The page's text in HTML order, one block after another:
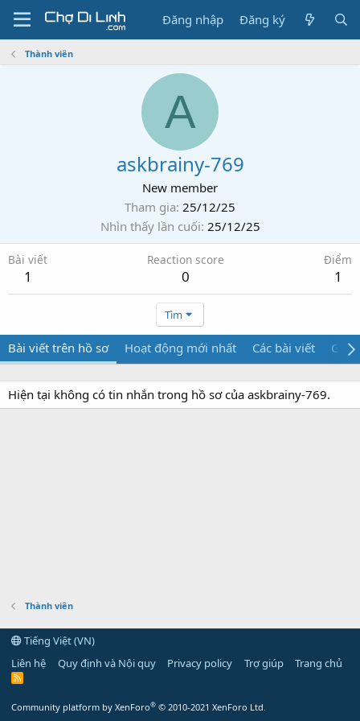
Đăng nhập Đăng ký
Thành viên
A
askbrainy-769
New member
Tham gia 25/12/25
Nhìn thấy lần cuối 25/12/25
Bài viết
1
Reaction score
0
Điểm
1
Tìm
Bài viết trên hồ sơ Hoạt động mới nhất Các bài viết Giới
Hiện tại không có tin nhắn trong hồ sơ của askbrainy-769.
Thành viên
Tiếng Việt (VN)
Liên hệ
Quy định và Nội quy Privacy policy Trợ giúp Trang chủ
R
Community platform by XenForo® © 2010-2021 XenForo Ltd.